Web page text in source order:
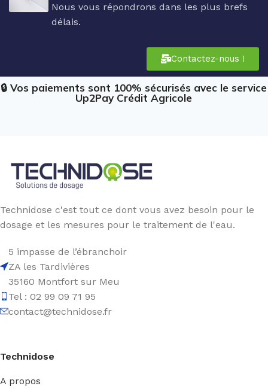
Nous vous répondrons dans les plus brefs
délais.
Contactez-nous !
🔒 Vos paiements sont 100% sécurisés avec le service
Up2Pay Crédit Agricole
Technidose c'est tout ce dont vous avez besoin pour le
dosage et les mesures pour le traitement de l'eau.
5 impasse de l’ébranchoir
ZA les Tardivières
35160 Montfort sur Meu
Tel : 02 99 09 71 95
contact@technidose.fr
Technidose
A propos